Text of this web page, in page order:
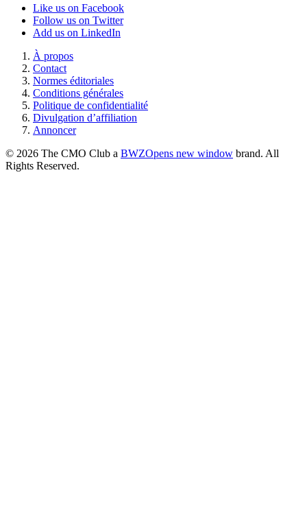
Like us on Facebook
Follow us on Twitter
Add us on LinkedIn
À propos
Contact
Normes éditoriales
Conditions générales
Politique de confidentialité
Divulgation d’affiliation
Annoncer
© 2026 The CMO Club a BWZOpens new window brand. All
Rights Reserved.